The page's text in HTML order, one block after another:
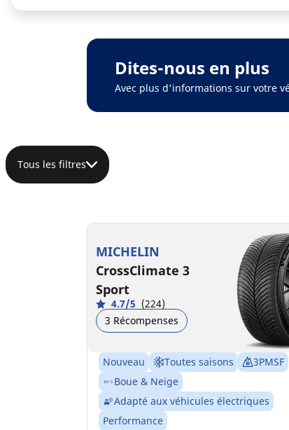
Dites-nous en plus
Avec plus d'informations sur votre
Tous les filtres
MICHELIN
CrossClimate 3
Sport
4.7/5 (224)
3 Récompenses
Nouveau Toutes saisons
3PMSF
Boue & Neige
Adapté aux véhicules électriques
Performance